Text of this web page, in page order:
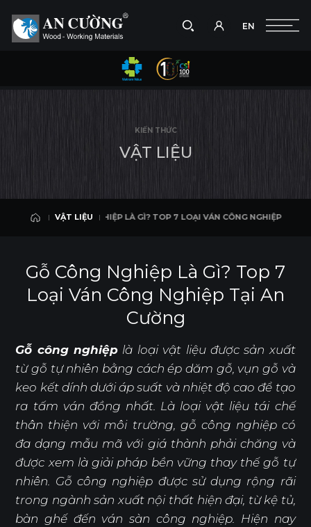
EN
TOP 7 LOẠI VÁN CÔNG NGHIỆP TẠI AN CƯỜNG
KIẾN THỨC
VẬT LIỆU
VẬT LIỆU
GỖ CÔNG NGHIỆP LÀ GÌ? TOP 7 LOẠI VÁN CÔNG NGHIỆP TẠI AN
Gỗ Công Nghiệp Là Gì? Top 7
Loại Ván Công Nghiệp Tại An
Cường
Gỗ công nghiệp là loại vật liệu được sản xuất
từ gỗ tự nhiên bằng cách ép dăm gỗ, vụn gỗ và
keo kết dính dưới áp suất và nhiệt độ cao để tạo
ra tấm ván đồng nhất. Là loại vật liệu tái chế
thân thiện với môi trường, gỗ công nghiệp có
đa dạng mẫu mã với giá thành phải chăng và
được xem là giải pháp bền vững thay thế gỗ tự
nhiên. Gỗ công nghiệp được sử dụng rộng rãi
trong ngành sản xuất nội thất hiện đại, từ kệ tủ,
bàn ghế đến ván sàn công nghiệp. Hiện nay
Giải
biên
khác.
Chụp hình